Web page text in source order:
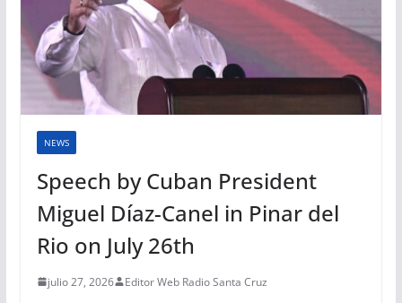
NEWS
Speech by Cuban President
Miguel Díaz-Canel in Pinar del
Rio on July 26th
julio 27, 2026 Editor Web Radio Santa Cruz